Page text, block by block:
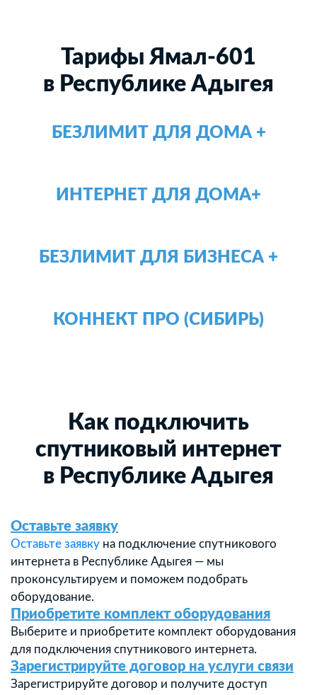
Тарифы Ямал-601
в Республике Адыгея
БЕЗЛИМИТ ДЛЯ ДОМА +
ИНТЕРНЕТ ДЛЯ ДОМА+
БЕЗЛИМИТ ДЛЯ БИЗНЕСА +
КОННЕКТ ПРО (СИБИРЬ)
Как подключить
спутниковый интернет
в Республике Адыгея
Оставьте заявку
Оставьте заявку на подключение спутникового
интернета в Республике Адыгея — мы
проконсультируем и поможем подобрать
оборудование.
Приобретите комплект оборудования
Выберите и приобретите комплект оборудования
для подключения спутникового интернета.
Зарегистрируйте договор на услуги связи
Зарегистрируйте договор и получите доступ